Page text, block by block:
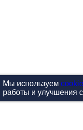
Мы используем
работы и улучшения